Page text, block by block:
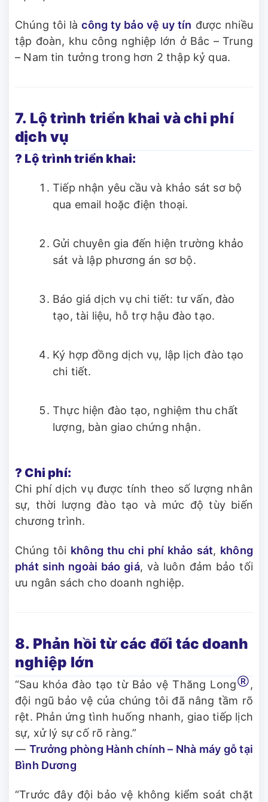
Chúng tôi làcông ty bảo vệ uy tín được nhiều
tập đoàn, khu công nghiệp lớn ở Bắc – Trung
– Nam tin tưởng trong hơn 2 thập kỷ qua.
7. Lộ trình triển khai và chi phí
dịch vụ
? Lộ trình triển khai:
Tiếp nhận yêu cầu và khảo sát sơ bộ
qua email hoặc điện thoại.
Gửi chuyên gia đến hiện trường khảo
sát và lập phương án sơ bộ.
Báo giá dịch vụ chi tiết: tư vấn, đào
tạo, tài liệu, hỗ trợ hậu đào tạo.
Ký hợp đồng dịch vụ, lập lịch đào tạo
chi tiết.
Thực hiện đào tạo, nghiệm thu chất
lượng, bàn giao chứng nhận.
? Chi phí:
Chi phí dịch vụ được tính theo số lượng nhân
sự, thời lượng đào tạo và mức độ tùy biến
chương trình.
Chúng tôi không thu chi phí khảo sát, không
phát sinh ngoài báo giá, và luôn đảm bảo tối
ưu ngân sách cho doanh nghiệp.
8. Phản hồi từ các đối tác doanh
nghiệp lớn
“Sau khóa đào tạo từ Bảo vệ Thăng LongⓇ ,
đội ngũ bảo vệ của chúng tôi đã nâng tầm rõ
rệt. Phản ứng tình huống nhanh, giao tiếp lịch
sự, xử lý sự cố rõ ràng.”
— Trưởng phòng Hành chính – Nhà máy gỗ tại
Bình Dương
“Trước đây đội bảo vệ không kiểm soát chặt